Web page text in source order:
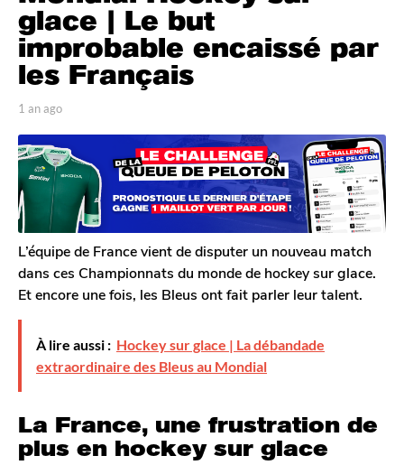
a
g
n
a
g
o
glace | Le but
improbable encaissé par
les Français
p
r
T
o
m
G
a
l
e
r
o
n
1 an ago
a
g
L’équipe de France vient de disputer un nouveau match
dans ces Championnats du monde de hockey sur glace.
Et encore une fois, les Bleus ont fait parler leur talent.
À lire aussi : Hockey sur glace | La débandade
extraordinaire des Bleus au Mondial
La France, une frustration de
plus en hockey sur glace